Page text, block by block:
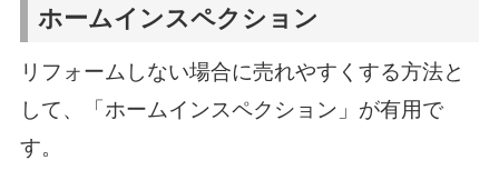
ホームインスペクション
リフォームしない場合に売れやすくする方法と
して、「ホームインスペクション」が有用で
す。